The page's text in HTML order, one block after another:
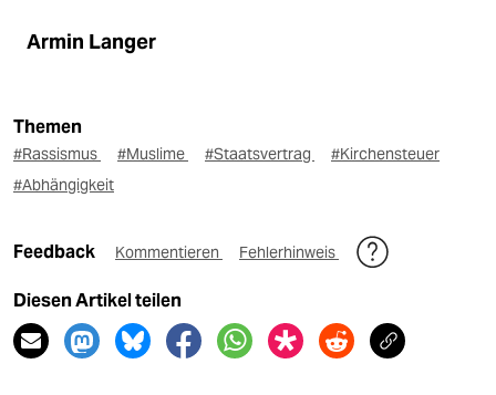
Armin Langer
Themen
#Rassismus #Muslime #Staatsvertrag
#Kirchensteuer
#Abhängigkeit
Feedback Kommentieren Fehlerhinweis
Diesen Artikel teilen